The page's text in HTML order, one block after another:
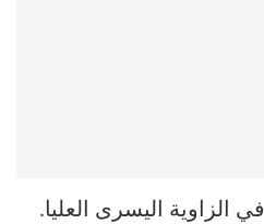
في الزاوية اليسرى العليا.